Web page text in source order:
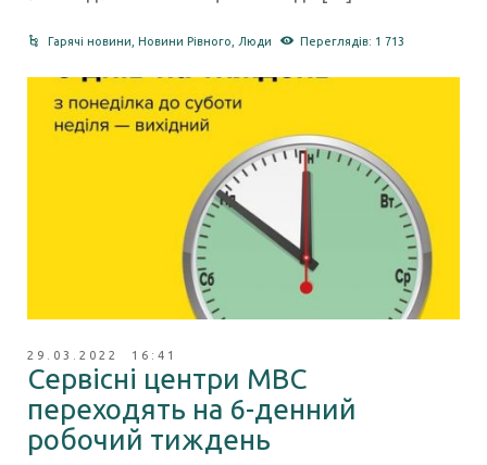
Гарячі новини ,Новини Рівного Люди Переглядів: 1 713
29.03.2022 16:41
Сервісні центри МВС
переходять на 6-денний
робочий тиждень